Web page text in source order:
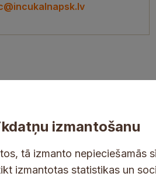
izmantošanu
tā izmanto nepieciešamās
izmantotas statistikas un